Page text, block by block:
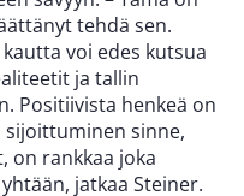
tehdä sen.
voi edes kutsua
ja tallin
Positiivista henkeä on
sijoittuminen sinne,
on rankkaa joka
jatkaa Steiner.